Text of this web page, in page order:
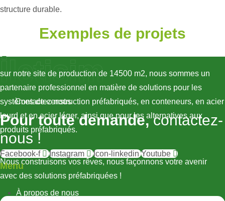
structure durable.
Exemples de projets
sur notre site de production de 14500 m2, nous sommes un
partenaire professionnel en matière de solutions pour les
systèmes de construction préfabriqués, en conteneurs, en acier
lourd et en acier léger, ainsi que pour les alternatives aux
produits préfabriqués.
Facebook-f Instagram Icon-linkedin Youtube
Menu
À propos de nous
İletişim
Contactez-nous
Pour toute demande,contactez-
nous !
Nous construisons vos rêves, nous façonnons votre avenir
avec des solutions préfabriquées !